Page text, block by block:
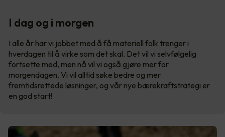
I dag og i morgen
I alle år har vi jobbet med å få materiell folk trenger i
hverdagen til å virke som det skal. Det vil vi selvfølgelig
fortsette med, men nå vil vi også gjøre mer for
morgendagen. Vi vil alltid søke bedre og mer
fremtidsrettede løsninger, og vår nye bærekraftstrategi er
en god start!